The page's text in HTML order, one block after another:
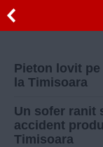
Pieton lovit pe
la Timisoara
Un sofer ranit
accident
Timisoara